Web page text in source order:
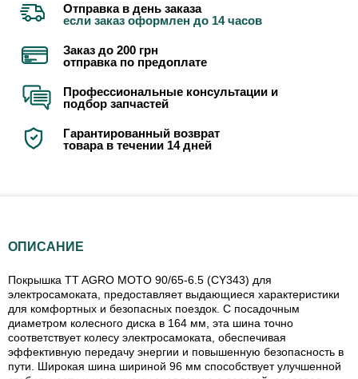
Отправка в день заказа
если заказ оформлен до 14 часов
Заказ до 200 грн
отправка по предоплате
Профессиональные консультации и
подбор запчастей
Гарантированный возврат
товара в течении 14 дней
ОПИСАНИЕ
Покрышка TT AGRO MOTO 90/65-6.5 (CY343) для
электросамоката, предоставляет выдающиеся характеристики
для комфортных и безопасных поездок. С посадочным
диаметром колесного диска в 164 мм, эта шина точно
соответствует колесу электросамоката, обеспечивая
эффективную передачу энергии и повышенную безопасность в
пути. Широкая шина шириной 96 мм способствует улучшенной